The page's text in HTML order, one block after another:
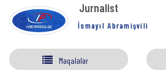
Jurnalist
İsmayıl Abramişvili
Məqalələr